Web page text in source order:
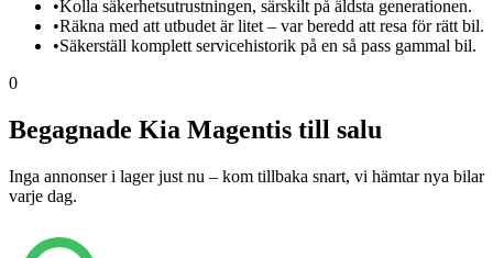
•Kolla säkerhetsutrustningen, särskilt på äldsta generationen.
•Räkna med att utbudet är litet – var beredd att resa för rätt bil.
•Säkerställ komplett servicehistorik på en så pass gammal bil.
0
Begagnade Kia Magentis till salu
Inga annonser i lager just nu – kom tillbaka snart, vi hämtar nya bilar
varje dag.